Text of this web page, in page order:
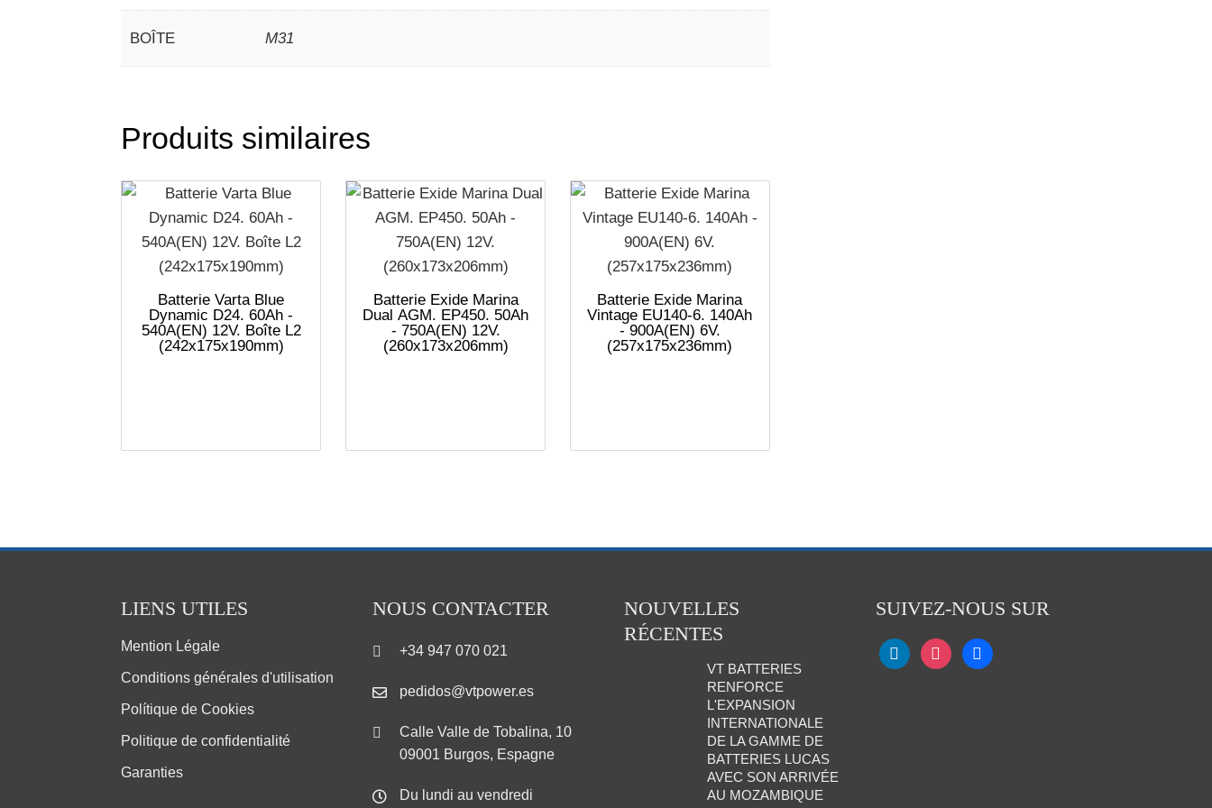
BOÎTE M31
Produits similaires
Batterie Varta Blue
Dynamic D24. 60Ah -
540A(EN) 12V. Boîte L2
(242x175x190mm)
Batterie Exide Marina
Dual AGM. EP450. 50Ah
- 750A(EN) 12V.
(260x173x206mm)
Batterie Exide Marina
Vintage EU140-6. 140Ah
- 900A(EN) 6V.
(257x175x236mm)
LIENS UTILES
Mention Légale
Conditions générales d'utilisation
Polítique de Cookies
Politique de confidentialité
Garanties
NOUS CONTACTER
+34 947 070 021
pedidos@vtpower.es
Calle Valle de Tobalina, 10
09001 Burgos, Espagne
Du lundi au vendredi
NOUVELLES
RÉCENTES
VT BATTERIES
RENFORCE
L'EXPANSION
INTERNATIONALE
DE LA GAMME DE
BATTERIES LUCAS
AVEC SON ARRIVÉE
AU MOZAMBIQUE
SUIVEZ-NOUS SUR